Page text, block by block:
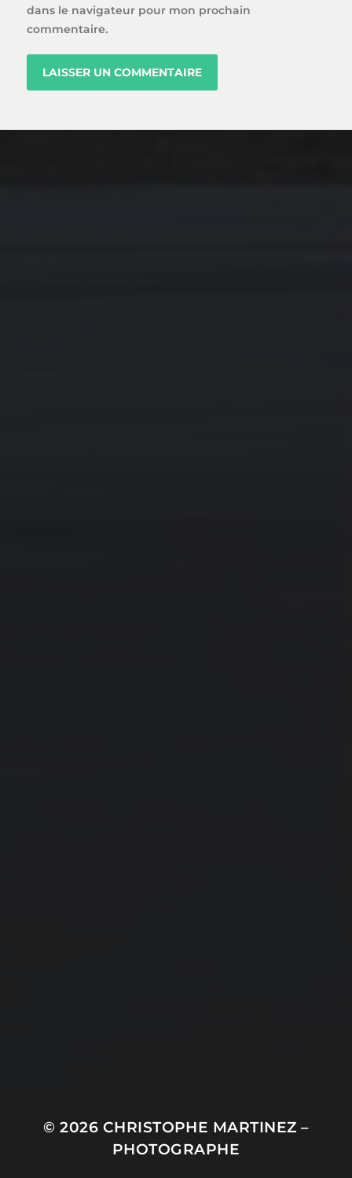
dans le navigateur pour mon prochain
commentaire.
© 2026 CHRISTOPHE MARTINEZ –
PHOTOGRAPHE